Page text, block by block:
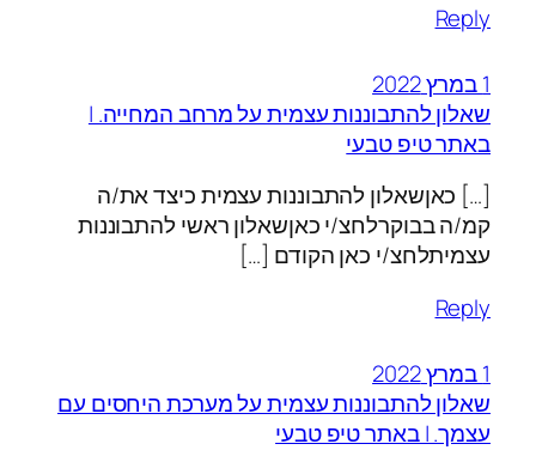
Reply
1 במרץ 2022
שאלון להתבוננות עצמית על מרחב המחייה. |
באתר טיפ טבעי
[…] כאןשאלון להתבוננות עצמית כיצד את/ה
קמ/ה בבוקרלחצ/י כאןשאלון ראשי להתבוננות
עצמיתלחצ/י כאן הקודם […]
Reply
1 במרץ 2022
שאלון להתבוננות עצמית על מערכת היחסים עם
עצמך. | באתר טיפ טבעי